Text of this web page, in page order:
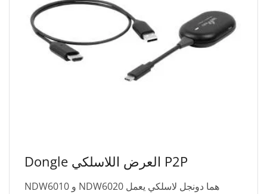
Dongle العرض اللاسلكي P2P
NDW6010 و NDW6020 هما دونجل لاسلكي يعمل